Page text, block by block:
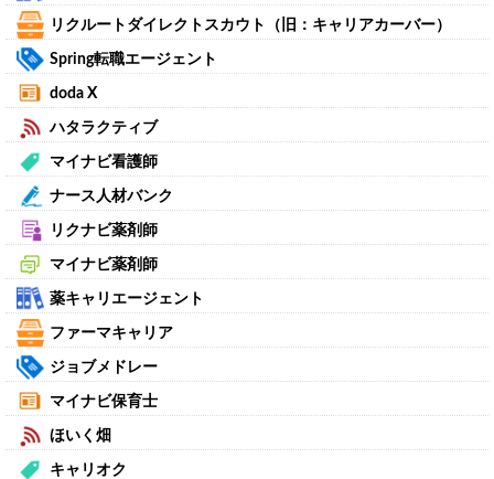
リクルートダイレクトスカウト（旧：キャリアカーバー）
Spring転職エージェント
doda X
ハタラクティブ
マイナビ看護師
ナース人材バンク
リクナビ薬剤師
マイナビ薬剤師
薬キャリエージェント
ファーマキャリア
ジョブメドレー
マイナビ保育士
ほいく畑
キャリオク